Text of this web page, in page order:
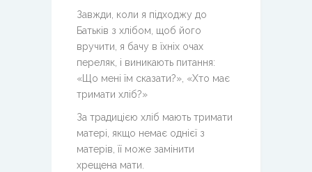
Завжди, коли я підходжу до
Батьків з хлібом, щоб його
вручити, я бачу в їхніх очах
переляк, і виникають питання:
«Що мені їм сказати?», «Хто має
тримати хліб?»
За традицією хліб мають тримати
матері, якщо немає однієї з
матерів, її може замінити
хрещена мати.